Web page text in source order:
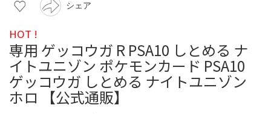
シェア
HOT !
専用 ゲッコウガ R PSA10 しとめる ナ
イトユニゾン ポケモンカード PSA10
ゲッコウガ しとめる ナイトユニゾン
ホロ 【公式通販】